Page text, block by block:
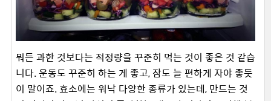
뭐든 과한 것보다는 적정량을 꾸준히 먹는 것이 좋은 것 같습
니다. 운동도 꾸준히 하는 게 좋고, 잠도 늘 편하게 자야 좋듯
이 말이죠. 효소에는 워낙 다양한 종류가 있는데, 만드는 것